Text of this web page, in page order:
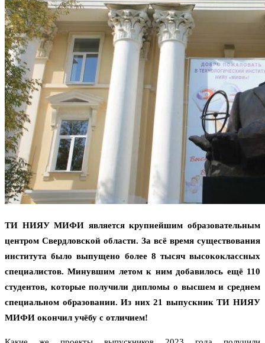
ТИ НИЯУ МИФИ является крупнейшим образовательным
центром Свердловской области. За всё время существования
института было выпущено более 8 тысяч высококлассных
специалистов. Минувшим летом к ним добавилось ещё 110
студентов, которые получили дипломы о высшем и среднем
специальном образовании. Из них 21 выпускник ТИ НИЯУ
МИФИ окончил учёбу с отличием!